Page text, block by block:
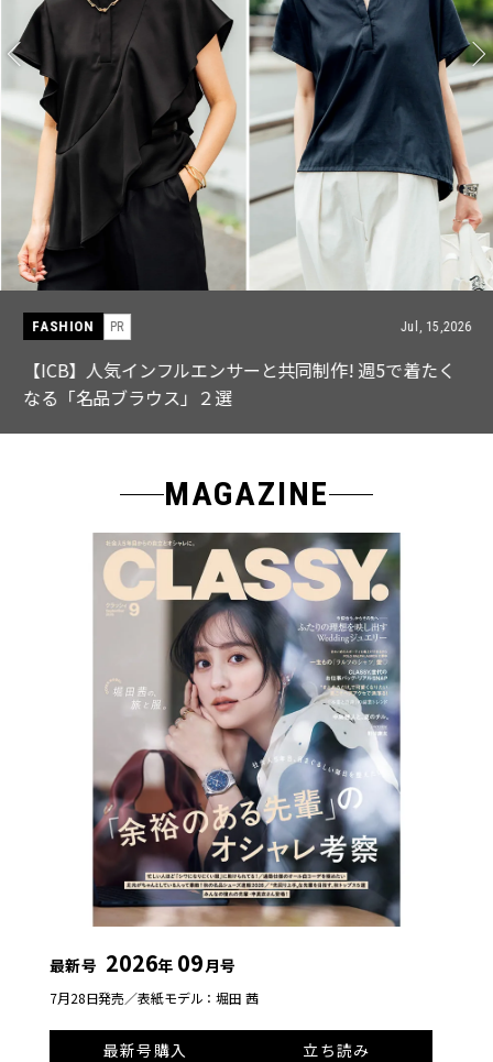
FASHION PR Jul, 15,2026
【ICB】人気インフルエンサーと共同制作! 週5で着たく
なる「名品ブラウス」２選
MAGAZINE
最新号 2026年 09月号
7月28日発売／表紙モデル：堀田 茜
最新号購入
立ち読み